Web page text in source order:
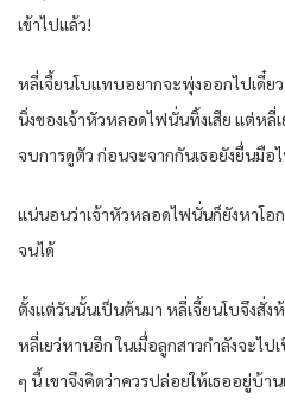
เข้าไปแล้ว!
หลี่เจี้ยนโบแทบอยากจะพุ่งออกไปเดี๋ย
นิ่งของเจ้าหัวหลอดไฟนั่นทิ้งเสีย แต่หลี่
จบการดูตัว ก่อนจะจากกันเธอยังยื่นมือ
แน่นอนว่าเจ้าหัวหลอดไฟนั่นก็ยังหาโอ
จนได้
ตั้งแต่วันนั้นเป็นต้นมา หลี่เจี้ยนโบจึงสั่ง
หลี่เยว่หานอีก ในเมื่อลูกสาวกำลังจะไป
ๆ นี้ เขาจึงคิดว่าควรปล่อยให้เธออยู่บ้า